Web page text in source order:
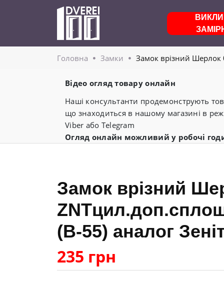
Головнa Замки Замок врізний Шерлок
Відео огляд товару онлайн
Наші консультанти продемонструють
що знаходиться в нашому магазині в
Viber або Telegram
Огляд онлайн можливий у робочі
Замок врізний
(В-55) аналог
235 грн